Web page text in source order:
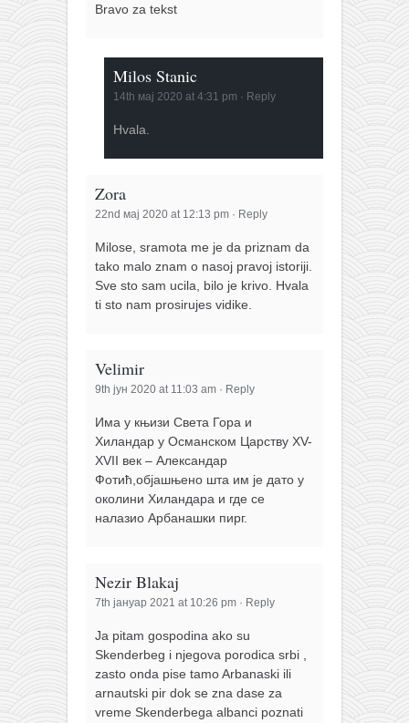
Bravo za tekst
Milos Stanic
14th мај 2020 at 4:31 pm · Reply
Hvala.
Zora
22nd мај 2020 at 12:13 pm · Reply
Milose, sramota me je da priznam da
tako malo znam o nasoj pravoj istoriji.
Sve sto sam ucila, bilo je krivo. Hvala
ti sto nam prosirujes vidike.
Velimir
9th јун 2020 at 11:03 am · Reply
Има у књизи Света Гора и
Хиландар у Османском Царству XV-
XVII век – Александар
Фотић,објашњено шта им је дато у
околини Хиландара и где се
налазио Арбанашки пирг.
Nezir Blakaj
7th јануар 2021 at 10:26 pm · Reply
Ja pitam gospodina ako su
Skenderbeg i njegova porodica srbi ,
zasto onda pise tamo Arbanaski ili
arnautski pir dok se zna dase za
vreme Skenderbega albanci poznati